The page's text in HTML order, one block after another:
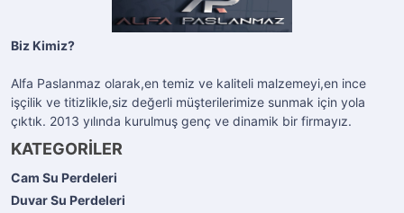
Biz Kimiz?
Alfa Paslanmaz olarak,en temiz ve kaliteli malzemeyi,en ince
işçilik ve titizlikle,siz değerli müşterilerimize sunmak için yola
çıktık. 2013 yılında kurulmuş genç ve dinamik bir firmayız.
KATEGORİLER
Cam Su Perdeleri
Duvar Su Perdeleri